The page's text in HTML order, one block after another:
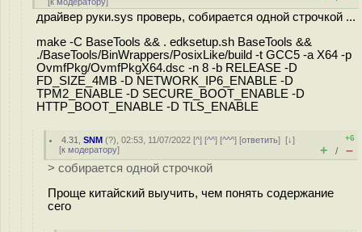
драйвер руки.sys проверь, собирается одной строчкой ...
make -C BaseTools && . edksetup.sh BaseTools &&
./BaseTools/BinWrappers/PosixLike/build -t GCC5 -a X64 -p
OvmfPkg/OvmfPkgX64.dsc -n 8 -b RELEASE -D
FD_SIZE_4MB -D NETWORK_IP6_ENABLE -D
TPM2_ENABLE -D SECURE_BOOT_ENABLE -D
HTTP_BOOT_ENABLE -D TLS_ENABLE
4.31 ,SNM (?), 02:53, 11/07/2022 [^] [^^] [^^^] [ответить][↓]
[к модератору]
+6
+ / –
> собирается одной строчкой
Проще китайский выучить, чем понять содержание
сего